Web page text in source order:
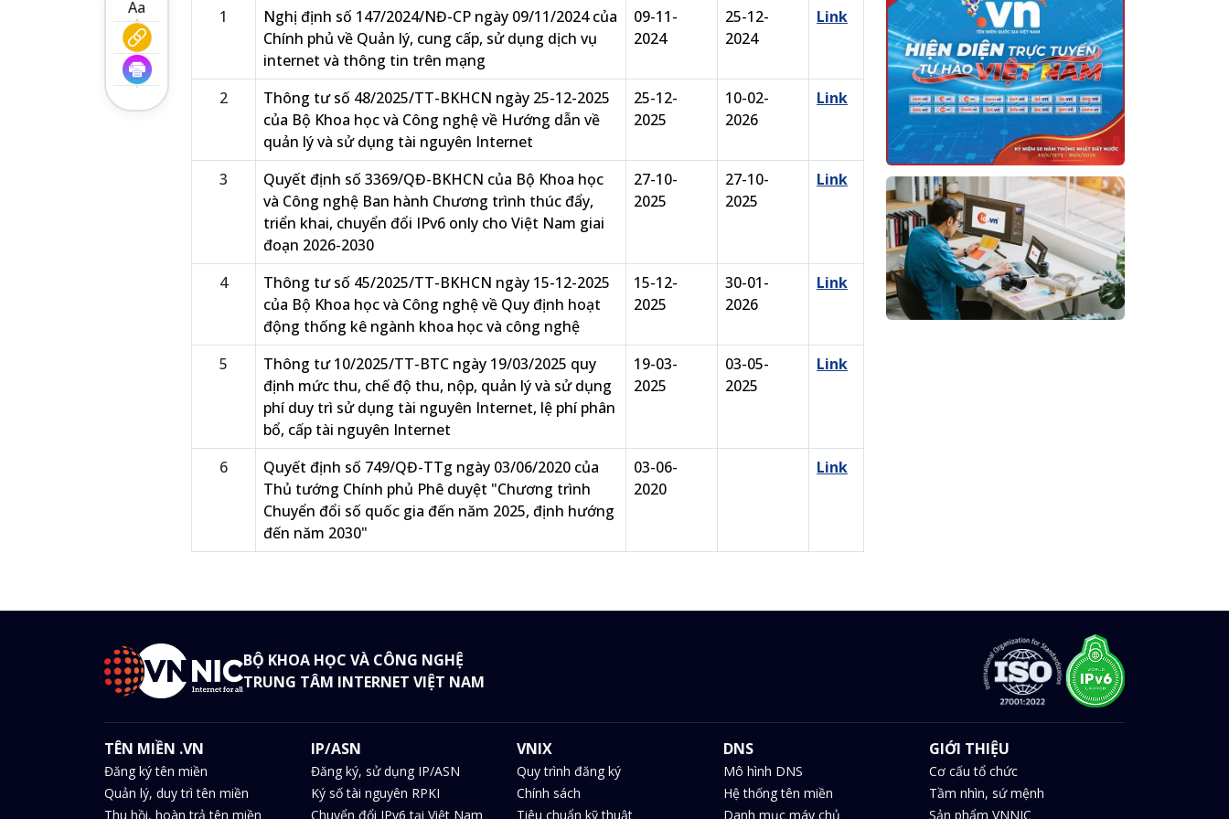
Aa 1
Nghị định số 147/2024/NĐ-CP ngày 09/11/2024 của
Chính phủ về Quản lý, cung cấp, sử dụng dịch vụ
internet và thông tin trên mạng
09-11-
2024
25-12-
2024
Link
2
Thông tư số 48/2025/TT-BKHCN ngày 25-12-2025
của Bộ Khoa học và Công nghệ về Hướng dẫn về
quản lý và sử dụng tài nguyên Internet
25-12-
2025
10-02-
2026
Link
3
Quyết định số 3369/QĐ-BKHCN của Bộ Khoa học
và Công nghệ Ban hành Chương trình thúc đẩy,
triển khai, chuyển đổi IPv6 only cho Việt Nam giai
đoạn 2026-2030
27-10-
2025
27-10-
2025
Link
4
Thông tư số 45/2025/TT-BKHCN ngày 15-12-2025
của Bộ Khoa học và Công nghệ về Quy định hoạt
động thống kê ngành khoa học và công nghệ
15-12-
2025
30-01-
2026
Link
5
Thông tư 10/2025/TT-BTC ngày 19/03/2025 quy
định mức thu, chế độ thu, nộp, quản lý và sử dụng
phí duy trì sử dụng tài nguyên Internet, lệ phí phân
bổ, cấp tài nguyên Internet
19-03-
2025
03-05-
2025
Link
6
Quyết định số 749/QĐ-TTg ngày 03/06/2020 của
Thủ tướng Chính phủ Phê duyệt "Chương trình
Chuyển đổi số quốc gia đến năm 2025, định hướng
đến năm 2030"
03-06-
2020
Link
BỘ KHOA HỌC VÀ CÔNG NGHỆ
TRUNG TÂM INTERNET VIỆT NAM
TÊN MIỀN .VN
Đăng ký tên miền
Quản lý, duy trì tên miền
Thu hồi, hoàn trả tên miền
IP/ASN
Đăng ký, sử dụng IP/ASN
Ký số tài nguyên RPKI
Chuyển đổi IPv6 tại Việt Nam
VNIX
Quy trình đăng ký
Chính sách
Tiêu chuẩn kỹ thuật
DNS
Mô hình DNS
Hệ thống tên miền
Danh mục máy chủ
GIỚI THIỆU
Cơ cấu tổ chức
Tầm nhìn, sứ mệnh
Sản phẩm VNNIC